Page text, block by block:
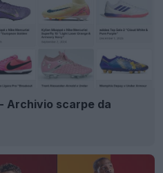
Archivio scarpe da